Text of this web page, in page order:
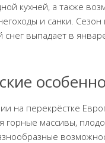
кухней, а также
и санки.
выпадает в
на перекрёстке
горные массивы,